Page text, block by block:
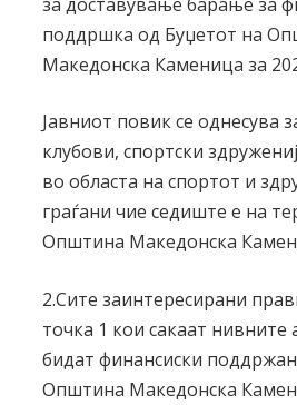
поддршка од Буџетот на
Македонска Каменица за
Јавниот повик се однесува
клубови, спортски
во областа на спортот и
граѓани чие седиште е на
Општина Македонска
2.Сите заинтересирани
точка 1 кои сакаат нивните
бидат финансиски
Општина Македонска